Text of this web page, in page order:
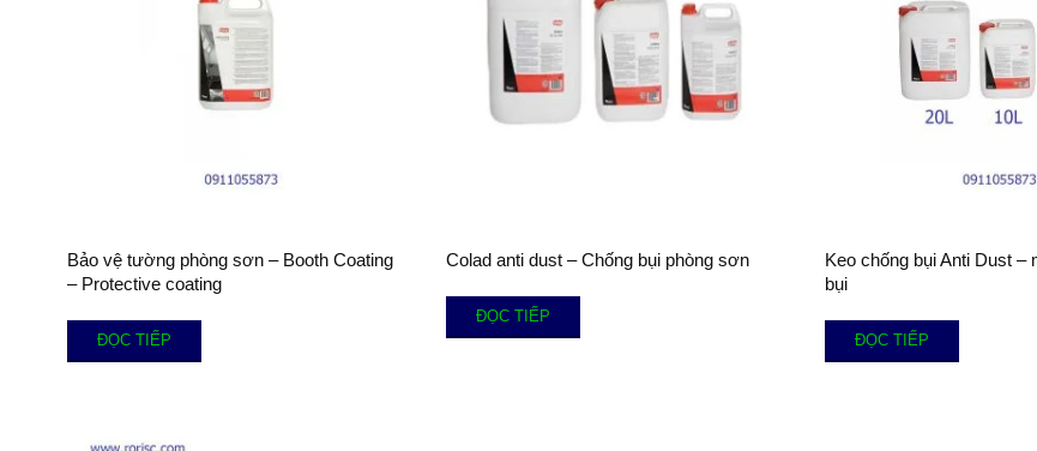
Bảo vệ tường phòng sơn – Booth Coating
– Protective coating
ĐỌC TIẾP
Colad anti dust – Chống bụi phòng sơn
ĐỌC TIẾP
Keo chống bụi Anti Dust –
bụi
ĐỌC TIẾP